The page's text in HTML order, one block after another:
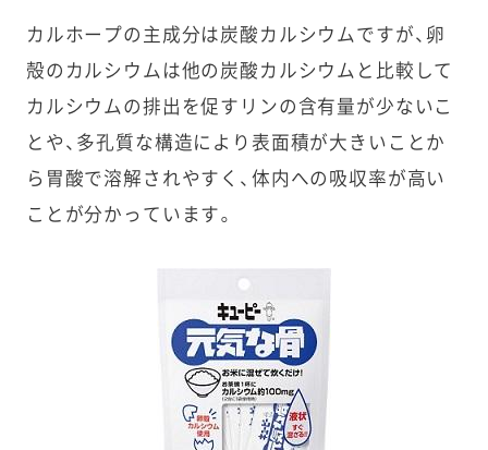
カルホープの主成分は炭酸カルシウムですが、卵
殻のカルシウムは他の炭酸カルシウムと比較して
カルシウムの排出を促すリンの含有量が少ないこ
とや、多孔質な構造により表面積が大きいことか
ら胃酸で溶解されやすく、体内への吸収率が高い
ことが分かっています。